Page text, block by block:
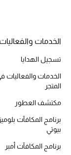
أبرز المصممين
تسوقوا الحقائب
الخدمات والفعاليات
تسجيل الهدايا
الخدمات والفعاليات
المتجر
مكتشف العطور
برنامج المكافآت بلوميز
بيوتي
برنامج المكافآت أمبر